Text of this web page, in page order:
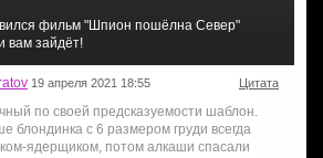
фильм "Шпион пошёлна Север"
вам зайдёт!
19 апреля 2021 18:55 Цитата
по своей предсказуемости шаблон.
блондинка с 6 размером груди всегда
ядерщиком, потом алкаши спасали